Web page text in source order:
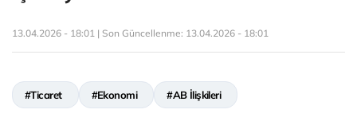
13.04.2026 - 18:01 | Son Güncellenme: 13.04.2026 - 18:01
#Ticaret #Ekonomi #AB İlişkileri